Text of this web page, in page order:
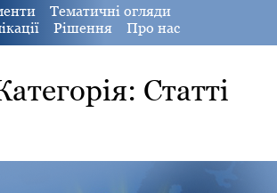
Тематичні огляди
Рішення Про нас
Статті